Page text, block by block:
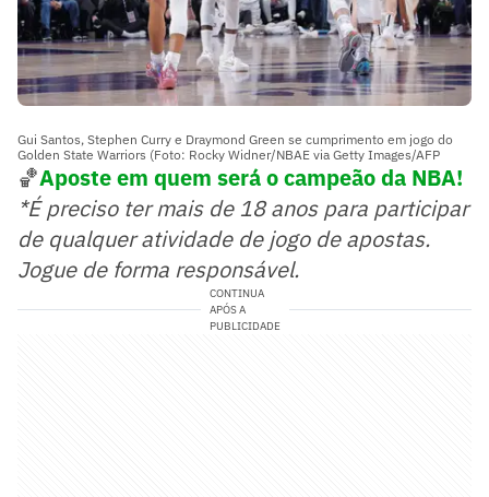
Gui Santos, Stephen Curry e Draymond Green se cumprimento em jogo do
Golden State Warriors (Foto: Rocky Widner/NBAE via Getty Images/AFP
🏀Aposte em quem será o campeão da NBA!
*É preciso ter mais de 18 anos para participar
de qualquer atividade de jogo de apostas.
Jogue de forma responsável.
CONTINUA
APÓS A
PUBLICIDADE